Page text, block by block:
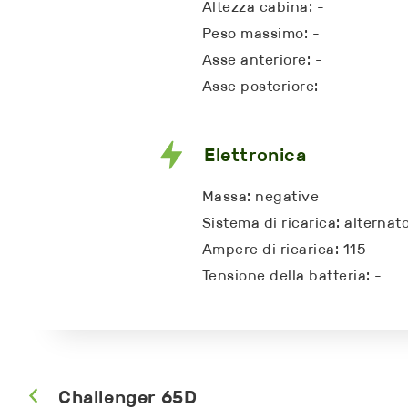
Altezza cabina: -
Peso massimo: -
Asse anteriore: -
Asse posteriore: -
Elettronica
Massa: negative
Sistema di ricarica:
Ampere di ricarica: 115
Tensione della batteria: -
Challenger 65D